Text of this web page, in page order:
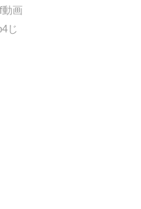
画
じ